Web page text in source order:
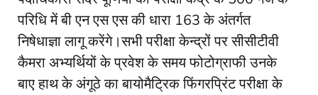
परिधि में बी एन एस एस की धारा 163 के अंतर्गत
निषेधाज्ञा लागू करेंगे।सभी परीक्षा केन्द्रों पर सीसीटीवी
कैमरा अभ्यर्थियों के प्रवेश के समय फोटोग्राफी उनके
बाए हाथ के अंगूठे का बायोमैट्रिक फिंगरप्रिंट परीक्षा के